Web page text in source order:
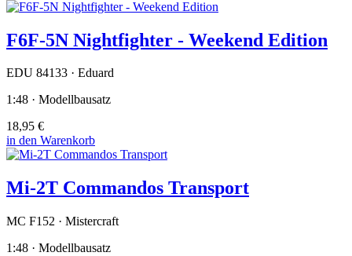
F6F-5N Nightfighter - Weekend Edition
EDU 84133 · Eduard
1:48 · Modellbausatz
18,95 €
in den Warenkorb
Mi-2T Commandos Transport
MC F152 · Mistercraft
1:48 · Modellbausatz